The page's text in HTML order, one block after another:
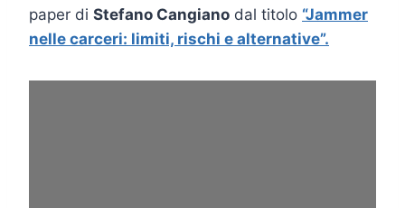
paper di Stefano Cangiano dal titolo “Jammer
nelle carceri: limiti, rischi e alternative”.